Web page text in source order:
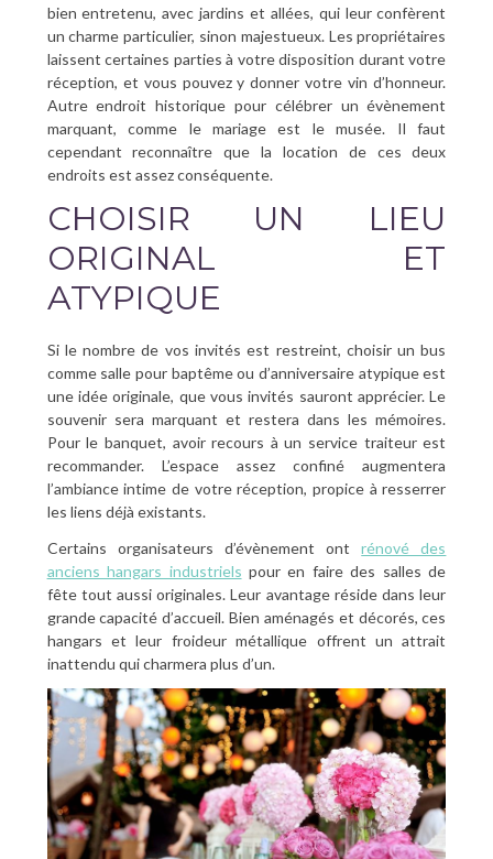
bien entretenu, avec jardins et allées, qui leur confèrent
un charme particulier, sinon majestueux. Les propriétaires
laissent certaines parties à votre disposition durant votre
réception, et vous pouvez y donner votre vin d’honneur.
Autre endroit historique pour célébrer un évènement
marquant, comme le mariage est le musée. Il faut
cependant reconnaître que la location de ces deux
endroits est assez conséquente.
CHOISIR UN LIEU
ORIGINAL ET
ATYPIQUE
Si le nombre de vos invités est restreint, choisir un bus
comme salle pour baptême ou d’anniversaire atypique est
une idée originale, que vous invités sauront apprécier. Le
souvenir sera marquant et restera dans les mémoires.
Pour le banquet, avoir recours à un service traiteur est
recommander. L’espace assez confiné augmentera
l’ambiance intime de votre réception, propice à resserrer
les liens déjà existants.
Certains organisateurs d’évènement ontrénové des
anciens hangars industriels pour en faire des salles de
fête tout aussi originales. Leur avantage réside dans leur
grande capacité d’accueil. Bien aménagés et décorés, ces
hangars et leur froideur métallique offrent un attrait
inattendu qui charmera plus d’un.